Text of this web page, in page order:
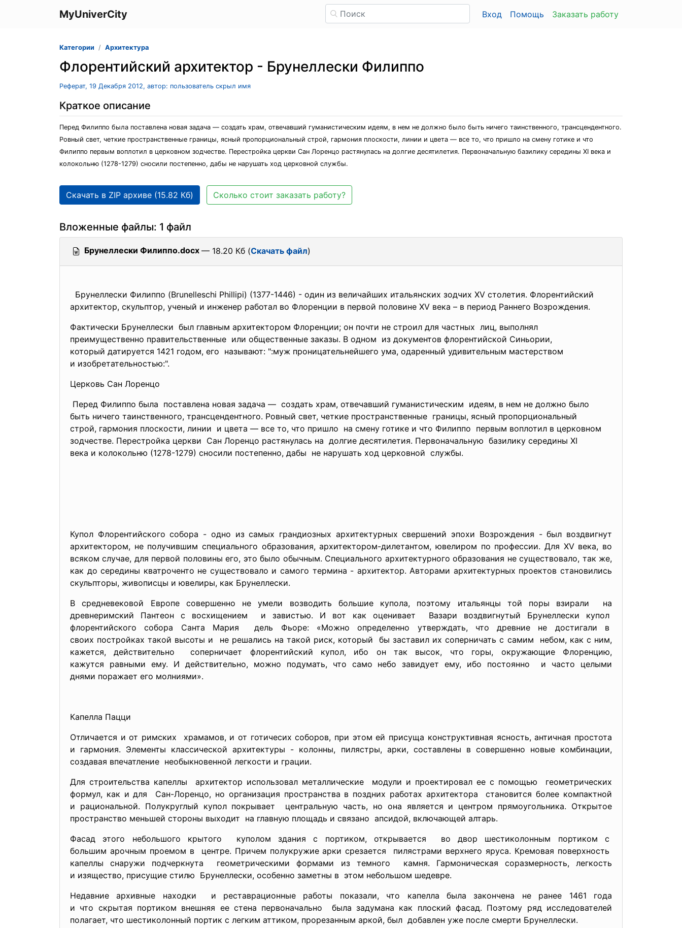
MyUniverCity Вход Помощь Заказать работу
Категории Архитектура
Флорентийский архитектор - Брунеллески Филиппо
Реферат, 19 Декабря 2012, автор: пользователь скрыл имя
Краткое описание
Перед Филиппо была поставлена новая задача — создать храм, отвечавший гуманистическим идеям, в нем не должно было быть ничего таинственного, трансцендентного.
Ровный свет, четкие пространственные границы, ясный пропорциональный строй, гармония плоскости, линии и цвета — все то, что пришло на смену готике и что
Филиппо первым воплотил в церковном зодчестве. Перестройка церкви Сан Лоренцо растянулась на долгие десятилетия. Первоначальную базилику середины XI века и
колокольню (1278-1279) сносили постепенно, дабы не нарушать ход церковной службы.
Скачать в ZIP архиве (15.82 Кб) Сколько стоит заказать работу?
Вложенные файлы: 1 файл
Брунеллески Филиппо.docx — 18.20 Кб (Скачать файл)
Брунеллески Филиппо (Brunelleschi Phillipi) (1377-1446) - один из величайших итальянских зодчих XV столетия. Флорентийский
архитектор, скульптор, ученый и инженер работал во Флоренции в первой половине XV века – в период Раннего Возрождения.
Фактически Брунеллески был главным архитектором Флоренции; он почти не строил для частных лиц, выполнял
преимущественно правительственные или общественные заказы. В одном из документов флорентийской Синьории,
который датируется 1421 годом, его называют: ":муж проницательнейшего ума, одаренный удивительным мастерством
и изобретательностью:".
Церковь Сан Лоренцо
Перед Филиппо была поставлена новая задача — создать храм, отвечавший гуманистическим идеям, в нем не должно было
быть ничего таинственного, трансцендентного. Ровный свет, четкие пространственные границы, ясный пропорциональный
строй, гармония плоскости, линии и цвета — все то, что пришло на смену готике и что Филиппо первым воплотил в церковном
зодчестве. Перестройка церкви Сан Лоренцо растянулась на долгие десятилетия. Первоначальную базилику середины XI
века и колокольню (1278-1279) сносили постепенно, дабы не нарушать ход церковной службы.
Купол Флорентийского собора - одно из самых грандиозных архитектурных свершений эпохи Возрождения - был воздвигнут
архитектором, не получившим специального образования, архитектором-дилетантом, ювелиром по профессии. Для XV века, во
всяком случае, для первой половины его, это было обычным. Специального архитектурного образования не существовало, так же,
как до середины кватроченто не существовало и самого термина - архитектор. Авторами архитектурных проектов становились
скульпторы, живописцы и ювелиры, как Брунеллески.
В средневековой Европе совершенно не умели возводить большие купола, поэтому итальянцы той поры взирали на
древнеримский Пантеон с восхищением и завистью. И вот как оценивает Вазари воздвигнутый Брунеллески купол
флорентийского собора Санта Мария дель Фьоре: «Можно определенно утверждать, что древние не достигали в
своих постройках такой высоты и не решались на такой риск, который бы заставил их соперничать с самим небом, как с ним,
кажется, действительно соперничает флорентийский купол, ибо он так высок, что горы, окружающие Флоренцию,
кажутся равными ему. И действительно, можно подумать, что само небо завидует ему, ибо постоянно и часто целыми
днями поражает его молниями».
Капелла Пацци
Отличается и от римских храмамов, и от готичесих соборов, при этом ей присуща конструктивная ясность, античная простота
и гармония. Элементы классической архитектуры - колонны, пилястры, арки, составлены в совершенно новые комбинации,
создавая впечатление необыкновенной легкости и грации.
Для строительства капеллы архитектор использовал металлические модули и проектировал ее с помощью геометрических
формул, как и для Сан-Лоренцо, но организация пространства в поздних работах архитектора становится более компактной
и рациональной. Полукруглый купол покрывает центральную часть, но она является и центром прямоугольника. Открытое
пространство меньшей стороны выходит на главную площадь и связано апсидой, включающей алтарь.
Фасад этого небольшого крытого куполом здания с портиком, открывается во двор шестиколонным портиком с
большим арочным проемом в центре. Причем полукружие арки срезается пилястрами верхнего яруса. Кремовая поверхность
капеллы снаружи подчеркнута геометрическими формами из темного камня. Гармоническая соразмерность, легкость
и изящество, присущие стилю Брунеллески, особенно заметны в этом небольшом шедевре.
Недавние архивные находки и реставрационные работы показали, что капелла была закончена не ранее 1461 года
и что скрытая портиком внешняя ее стена первоначально была задумана как плоский фасад. Поэтому ряд исследователей
полагает, что шестиколонный портик с легким аттиком, прорезанным аркой, был добавлен уже после смерти Брунеллески.